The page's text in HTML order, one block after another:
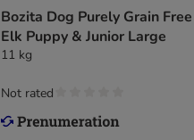
Bozita Dog Purely Grain Free
Elk Puppy & Junior Large
11 kg
Not rated